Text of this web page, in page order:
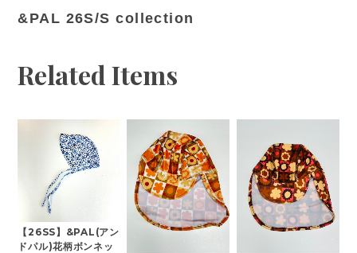
&PAL 26S/S collection
Related Items
【26SS】&PAL(アン
ドパル)花柄ボンネッ